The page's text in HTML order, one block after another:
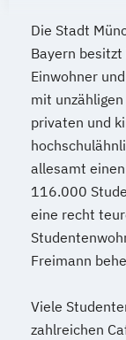
Die Stadt
Bayern
Einwohner
mit
privaten und
allesamt
116.000
eine recht
Freimann
Viele
zahlreichen